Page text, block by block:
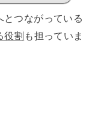
とつながっている
役割 も担っていま